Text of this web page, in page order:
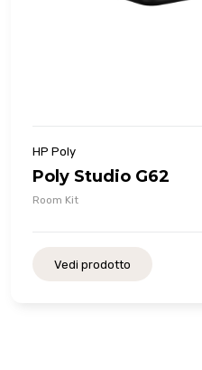
HP Poly
Poly Studio G62
Room Kit
Vedi prodotto